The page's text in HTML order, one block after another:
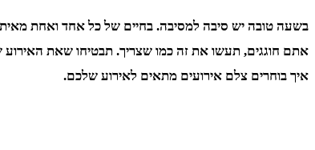
בשעה טובה יש סיבה למסיבה. בחיים של כל אחד ואחת
אתם חוגגים, תעשו את זה כמו שצריך. תבטיחו שאת האירוע
איך בוחרים צלם אירועים מתאים לאירוע שלכם.